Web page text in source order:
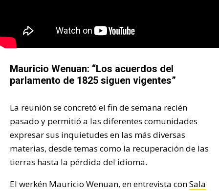
Mauricio Wenuan: “Los acuerdos del
parlamento de 1825 siguen vigentes”
La reunión se concretó el fin de semana recién
pasado y permitió a las diferentes comunidades
expresar sus inquietudes en las más diversas
materias, desde temas como la recuperación de las
tierras hasta la pérdida del idioma.
El werkén Mauricio Wenuan, en entrevista conSala